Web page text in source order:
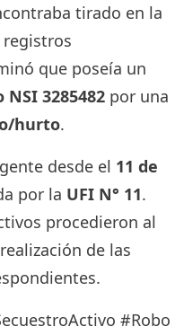
tirado en la
que poseía un
3285482por una
hurto.
desde el 11 de
por la UFI N° 11.
procedieron al
de las
#Robo